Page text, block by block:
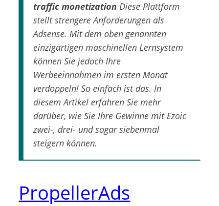
traffic monetization Diese Plattform
stellt strengere Anforderungen als
Adsense. Mit dem oben genannten
einzigartigen maschinellen Lernsystem
können Sie jedoch Ihre
Werbeeinnahmen im ersten Monat
verdoppeln! So einfach ist das. In
diesem Artikel erfahren Sie mehr
darüber, wie Sie Ihre Gewinne mit Ezoic
zwei-, drei- und sogar siebenmal
steigern können.
PropellerAds